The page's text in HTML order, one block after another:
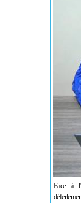
Face à